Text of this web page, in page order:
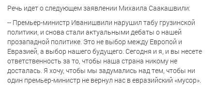
Речь идет о следующем заявлении Михаила Саакашвили:
-- Премьер-министр Иванишвили нарушил табу грузинской
политики, и снова стали актуальными дебаты о нашей
прозападной политике. Это не выбор между Европой и
Евразией, а выбор нашего будущего. Сегодня и я, и вы несете
ответственность за то, чтобы наша страна никому не
досталась. Я хочу, чтобы мы задумались над тем, чтобы ни
один премьер-министр не вернул нас в евразийский «мусор».